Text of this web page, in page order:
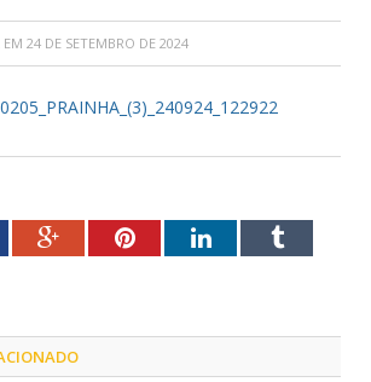
EM 24 DE SETEMBRO DE 2024
Google+PinterestLinkedInTumblr